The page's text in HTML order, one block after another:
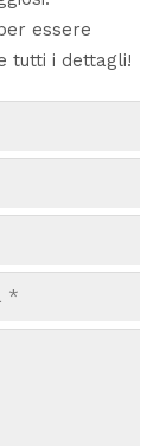
essere
tutti i dettagli!